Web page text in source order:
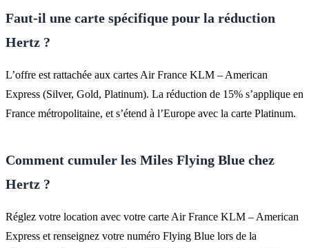
Faut-il une carte spécifique pour la réduction
Hertz ?
L’offre est rattachée aux cartes Air France KLM – American
Express (Silver, Gold, Platinum). La réduction de 15% s’applique en
France métropolitaine, et s’étend à l’Europe avec la carte Platinum.
Comment cumuler les Miles Flying Blue chez
Hertz ?
Réglez votre location avec votre carte Air France KLM – American
Express et renseignez votre numéro Flying Blue lors de la